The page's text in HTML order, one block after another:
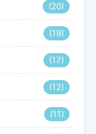
(20)
(19)
(17)
(12)
(11)